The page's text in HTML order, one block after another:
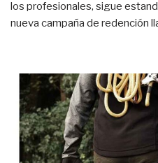
los profesionales, sigue
nueva campaña de redención